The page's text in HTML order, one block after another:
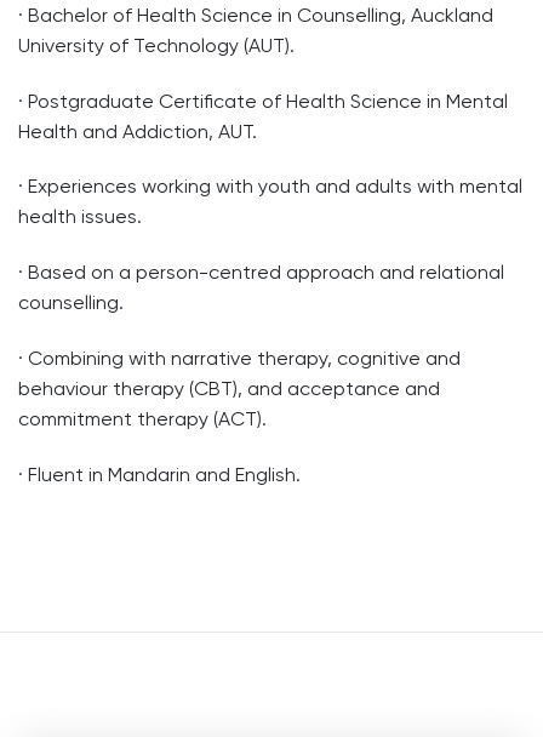
· Bachelor of Health Science in Counselling, Auckland
University of Technology (AUT).
· Postgraduate Certificate of Health Science in Mental
Health and Addiction, AUT.
· Experiences working with youth and adults with mental
health issues.
· Based on a person-centred approach and relational
counselling.
· Combining with narrative therapy, cognitive and
behaviour therapy (CBT), and acceptance and
commitment therapy (ACT).
· Fluent in Mandarin and English.